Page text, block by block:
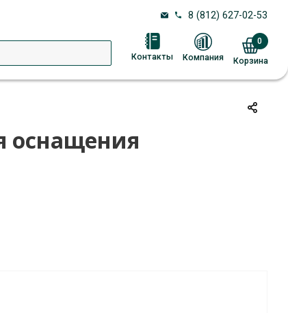
8 (812) 627-02-53
Контакты Компания Корзина
0
оснащения